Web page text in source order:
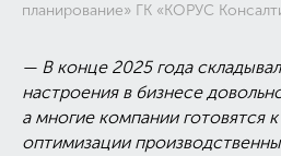
планирование» ГК «КОРУС
— В конце 2025 года
настроения в бизнесе
а многие компании готовятся
оптимизации